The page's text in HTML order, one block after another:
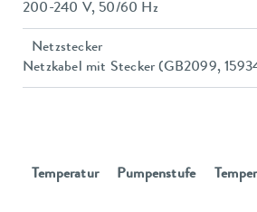
200-240 V, 50/60 Hz
Netzstecker
Netzkabel mit Stecker (GB2099,
Temperatur Pumpenstufe